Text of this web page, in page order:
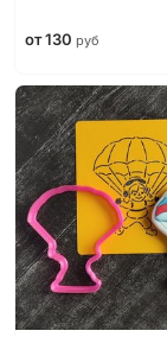
от 130 руб